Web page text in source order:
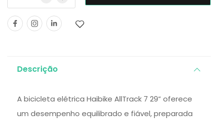
Descrição
A bicicleta elétrica Haibike AllTrack 7 29” oferece
um desempenho equilibrado e fiável, preparada